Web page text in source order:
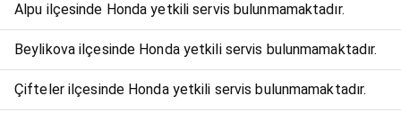
Alpu ilçesinde Honda yetkili servis bulunmamaktadır.
Beylikova ilçesinde Honda yetkili servis bulunmamaktadır.
Çifteler ilçesinde Honda yetkili servis bulunmamaktadır.